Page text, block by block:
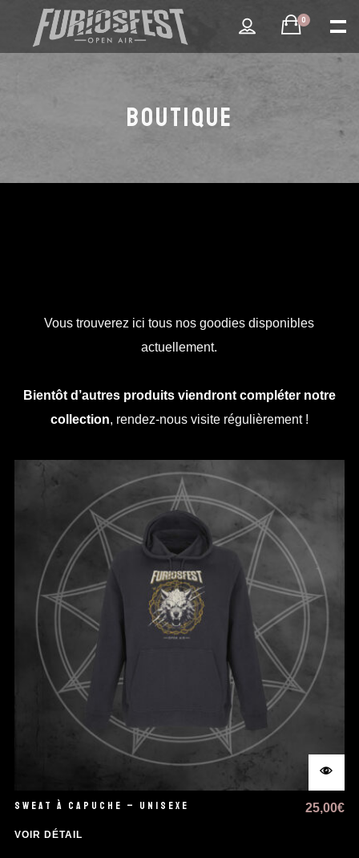
0
BOUTIQUE
Vous trouverez ici tous nos goodies disponibles
actuellement.
Bientôt d’autres produits viendront compléter notre
collection, rendez-nous visite régulièrement !
SWEAT À CAPUCHE – UNISEXE 25,00€
VOIR DÉTAIL